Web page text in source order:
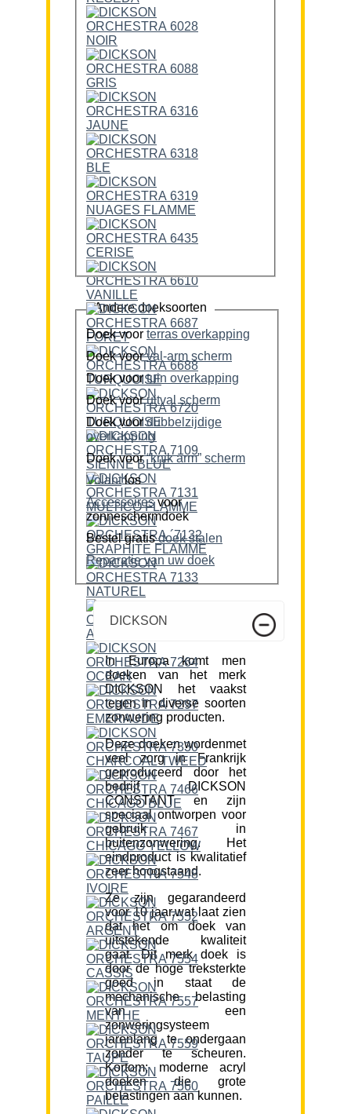
Andere doeksoorten
Doek voor terras overkapping
Doek voor
val-arm scherm
Doek voor
tuin overkapping
Doek voor
uitval scherm
Doek voordubbelzijdige
overkapping
Doek voor
“knik arm” scherm
Volantlos
Accessoiresvoor
zonneschermdoek
Bestel gratis doek stalen
Reparatie van uw doek
DICKSON
In Europa komt men
doeken van het merk
DICKSON het vaakst
tegen in diverse soorten
zonwering producten.
Deze doeken wordenmet
veel zorg in Frankrijk
geproduceerd door het
bedrijf DICKSON
CONSTANT en zijn
speciaal ontworpen voor
gebruik in
buitenzonwering. Het
eindproduct is kwalitatief
zeer hoogstaand.
Ze zijn gegarandeerd
voor 10 jaar,wat laat zien
dat het om doek van
uitstekende kwaliteit
gaat. Dit merk doek is
door de hoge treksterkte
goed in staat de
mechanische belasting
van een
zonweringsysteem
jarenlang te ondergaan
zonder te scheuren.
Kortom; moderne acryl
doeken die grote
belastingen aan kunnen.